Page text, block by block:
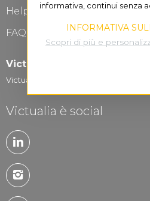
Help Desk
FAQ Domande frequenti
Victualia for Business
Victualia Logistic...
Victualia è social
informativa, continui senza
INFORMATIVA
Scopri di più e